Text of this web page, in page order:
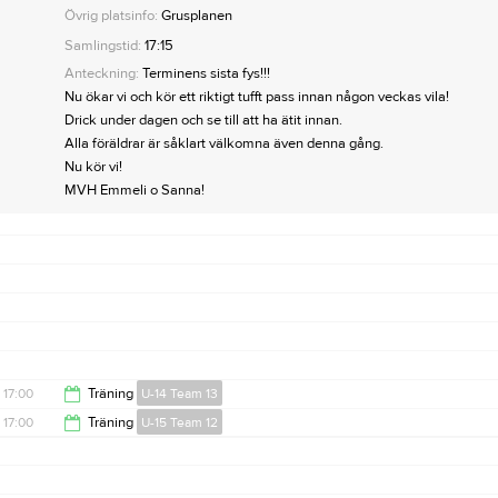
Övrig platsinfo: Grusplanen
Samlingstid: 17:15
Anteckning: Terminens sista fys!!!
Nu ökar vi och kör ett riktigt tufft pass innan någon veckas vila!
Drick under dagen och se till att ha ätit innan.
Alla föräldrar är såklart välkomna även denna gång.
Nu kör vi!
MVH Emmeli o Sanna!
17:00 Träning U-14 Team 13
17:00 Träning U-15 Team 12